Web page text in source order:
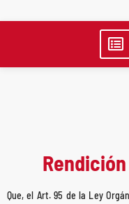
Que, el Art. 95 de la Ley